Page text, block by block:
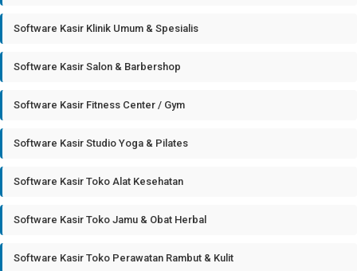
Software Kasir Klinik Umum & Spesialis
Software Kasir Salon & Barbershop
Software Kasir Fitness Center / Gym
Software Kasir Studio Yoga & Pilates
Software Kasir Toko Alat Kesehatan
Software Kasir Toko Jamu & Obat Herbal
Software Kasir Toko Perawatan Rambut & Kulit